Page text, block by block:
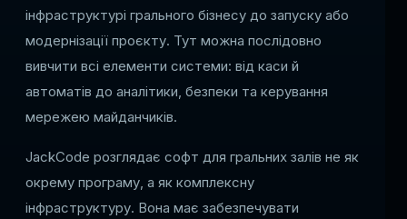
інфраструктурі грального бізнесу до запуску або
модернізації проєкту. Тут можна послідовно
вивчити всі елементи системи: від каси й
автоматів до аналітики, безпеки та керування
мережею майданчиків.
JackCode розглядає софт для гральних залів не як
окрему програму, а як комплексну
інфраструктуру. Вона має забезпечувати